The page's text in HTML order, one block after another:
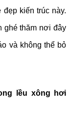
kiến trúc này.
ghé thăm nơi đây
và không thể bỏ
lều xông hơi